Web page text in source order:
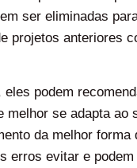
ser eliminadas
projetos anteriores
eles podem
melhor se adapta ao
da melhor forma
erros evitar e